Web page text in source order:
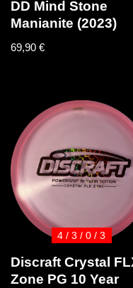
DD Mind Stone
Manianite (2023)
69,90 €
4 / 3 / 0 / 3
Discraft Crystal
Zone PG 10 Year